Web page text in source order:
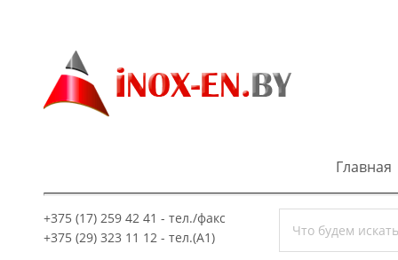
Главная
+375 (17) 259 42 41 - тел./факс
+375 (29) 323 11 12 - тел.(A1)